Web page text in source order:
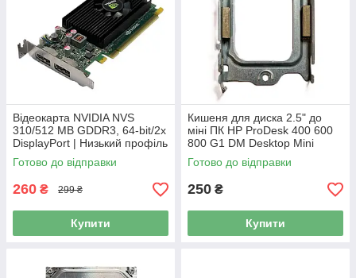
Відеокарта NVIDIA NVS
310/512 MB GDDR3, 64-bit/2x
DisplayPort | Низький профіль
Б/В
Готово до відправки
260 ₴ 299 ₴
Купити
Кишеня для диска 2.5" до
міні ПК HP ProDesk 400 600
800 G1 DM Desktop Mini
USFF | Б/В
Готово до відправки
250 ₴
Купити